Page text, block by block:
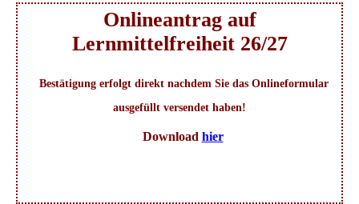
Onlineantrag auf
Lernmittelfreiheit 26/27
Bestätigung erfolgt direkt nachdem Sie das Onlineformular
ausgefüllt versendet haben!
Download hier